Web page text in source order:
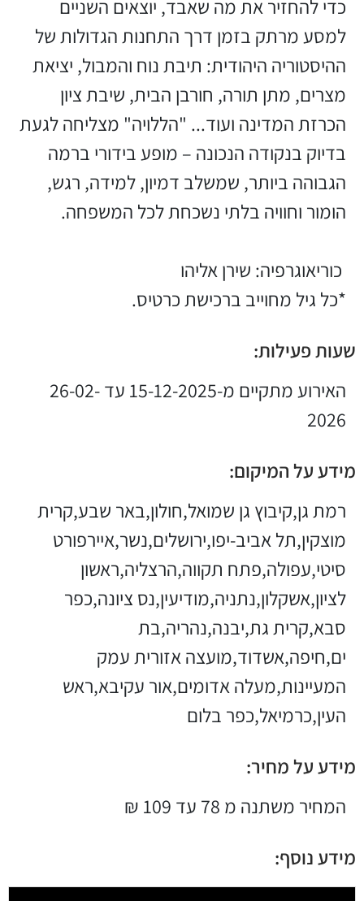
כדי להחזיר את מה שאבד, יוצאים השניים
למסע מרתק בזמן דרך התחנות הגדולות של
ההיסטוריה היהודית: תיבת נוח והמבול, יציאת
מצרים, מתן תורה, חורבן הבית, שיבת ציון
הכרזת המדינה ועוד... "הללויה" מצליחה לגעת
בדיוק בנקודה הנכונה – מופע בידורי ברמה
הגבוהה ביותר, שמשלב דמיון, למידה, רגש,
הומור וחוויה בלתי נשכחת לכל המשפחה.
כוריאוגרפיה: שירן אליהו
*כל גיל מחוייב ברכישת כרטיס.
שעות פעילות:
האירוע מתקיים מ-15-12-2025 עד 26-02-
2026
מידע על המיקום:
רמת גן,קיבוץ גן שמואל,חולון,באר שבע,קרית
מוצקין,תל אביב-יפו,ירושלים,נשר,איירפורט
סיטי,עפולה,פתח תקווה,הרצליה,ראשון
לציון,אשקלון,נתניה,מודיעין,נס ציונה,כפר
סבא,קרית גת,יבנה,נהריה,בת
ים,חיפה,אשדוד,מועצה אזורית עמק
המעיינות,מעלה אדומים,אור עקיבא,ראש
העין,כרמיאל,כפר בלום
מידע על מחיר:
המחיר משתנה מ 78 עד 109 ₪
מידע נוסף: